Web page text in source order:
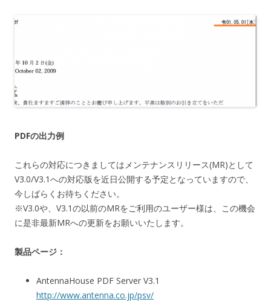
PDFの出力例
これらの対応につきましてはメンテナンスリリース(MR)として
V3.0/V3.1への対応版を近日公開する予定となっていますので、
今しばらくお待ちください。
※V3.0や、V3.1の以前のMRをご利用のユーザー様は、この機会
に是非最新MRへの更新をお願いいたします。
製品ページ：
AntennaHouse PDF Server V3.1
http://www.antenna.co.jp/psv/